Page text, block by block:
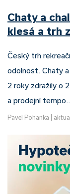
Chaty a
klesá a trh
Český trh
odolnost. Chaty
2 roky zdražily o
a prodejní
Pavel Pohanka